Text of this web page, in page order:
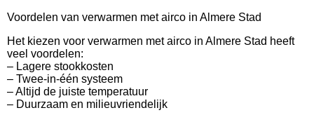
Voordelen van verwarmen met airco in Almere Stad
Het kiezen voor verwarmen met airco in Almere Stad heeft
veel voordelen:
– Lagere stookkosten
– Twee-in-één systeem
– Altijd de juiste temperatuur
– Duurzaam en milieuvriendelijk